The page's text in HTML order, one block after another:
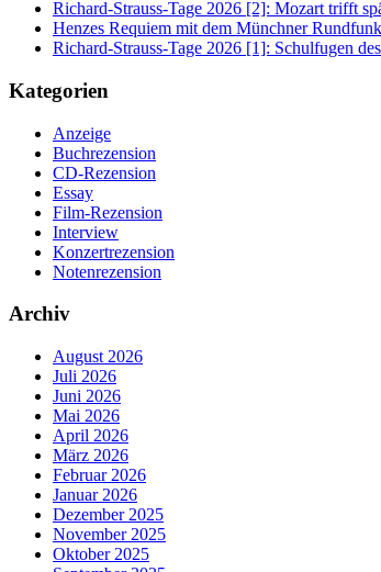
Richard-Strauss-Tage 2026 [2]: Mozart trifft
Henzes Requiem mit dem Münchner
Richard-Strauss-Tage 2026 [1]: Schulfugen
Kategorien
Anzeige
Buchrezension
CD-Rezension
Essay
Film-Rezension
Interview
Konzertrezension
Notenrezension
Archiv
August 2026
Juli 2026
Juni 2026
Mai 2026
April 2026
März 2026
Februar 2026
Januar 2026
Dezember 2025
November 2025
Oktober 2025